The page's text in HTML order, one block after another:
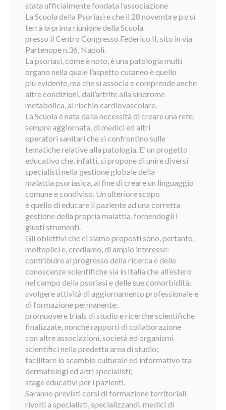
stata ufficialmente fondata l’associazione
La Scuola della Psoriasi e che il 28 novembre p.v si
terrà la prima riunione della Scuola
presso il Centro Congresso Federico II, sito in via
Partenope n.36, Napoli.
La psoriasi, come è noto, è una patologia multi
organo nella quale l’aspetto cutaneo è quello
più evidente, ma che si associa e comprende anche
altre condizioni, dall’artrite alla sindrome
metabolica, al rischio cardiovascolare.
La Scuola è nata dalla necessità di creare una rete,
sempre aggiornata, di medici ed altri
operatori sanitari che si confrontino sulle
tematiche relative alla patologia. E’ un progetto
educativo che, infatti, si propone di unire diversi
specialisti nella gestione globale della
malattia psoriasica, al fine di creare un linguaggio
comune e condiviso. Un ulteriore scopo
è quello di educare il paziente ad una corretta
gestione della propria malattia, fornendogli i
giusti strumenti.
Gli obiettivi che ci siamo proposti sono, pertanto,
molteplici e, crediamo, di ampio interesse:
contribuire al progresso della ricerca e delle
conoscenze scientifiche sia in Italia che all’estero
nel campo della psoriasi e delle sue comorbidità;
svolgere attività di aggiornamento professionale e
di formazione permanente;
promuovere trials di studio e ricerche scientifiche
finalizzate, nonché rapporti di collaborazione
con altre associazioni, società ed organismi
scientifici nella predetta area di studio;
facilitare lo scambio culturale ed informativo tra
dermatologi ed altri specialisti;
stage educativi per i pazienti.
Saranno previsti corsi di formazione territoriali
rivolti a specialisti, specializzandi, medici di